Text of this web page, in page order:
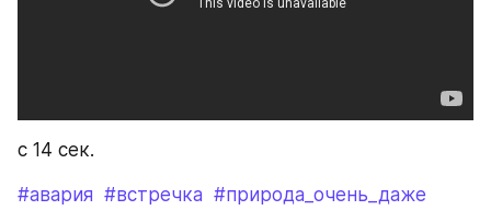
с 14 сек.
#авария #встречка #природа_очень_даже